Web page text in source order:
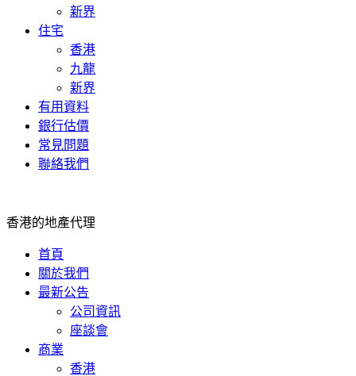
新界
住宅
香港
九龍
新界
有用資料
銀行估價
常見問題
聯絡我們
香港的地產代理
首頁
關於我們
最新公告
公司資訊
座談會
商業
香港